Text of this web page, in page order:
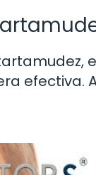
efectiva.